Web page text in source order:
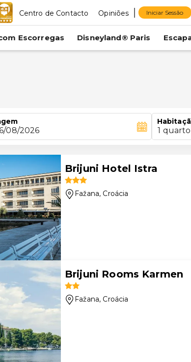
Centro de Contacto Opiniões Iniciar Sessão
Escorregas Disneyland® Paris
08/2026 1
Brijuni Hotel Istra
Fažana, Croácia
Brijuni Rooms Karmen
Fažana, Croácia